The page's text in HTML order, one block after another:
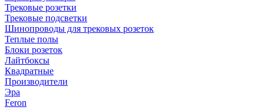
Трековые розетки
Трековые подсветки
Шинопроводы для трековых розеток
Теплые полы
Блоки розеток
Лайтбоксы
Квадратные
Производители
Эра
Feron